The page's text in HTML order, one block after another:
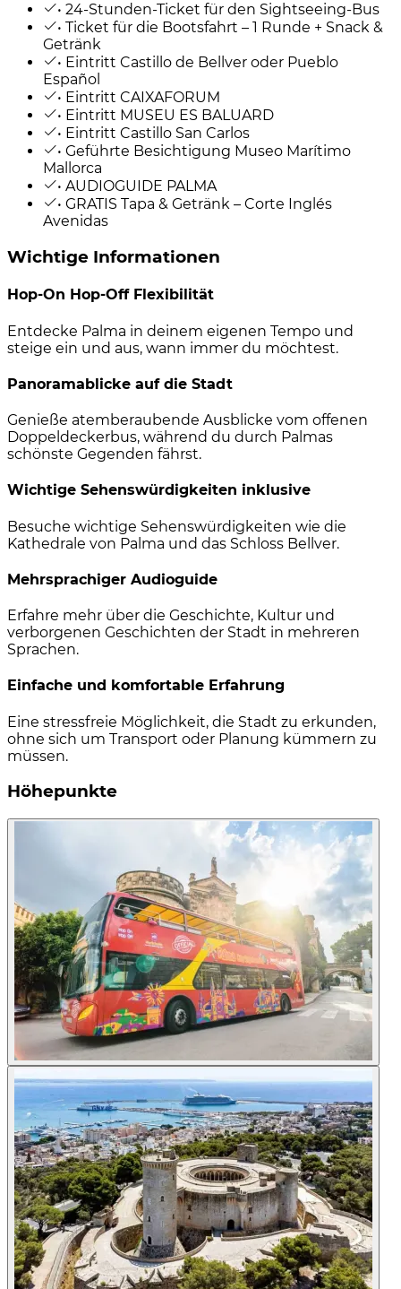
• 24-Stunden-Ticket für den Sightseeing-Bus
• Ticket für die Bootsfahrt – 1 Runde + Snack &
Getränk
• Eintritt Castillo de Bellver oder Pueblo
Español
• Eintritt CAIXAFORUM
• Eintritt MUSEU ES BALUARD
• Eintritt Castillo San Carlos
• Geführte Besichtigung Museo Marítimo
Mallorca
• AUDIOGUIDE PALMA
• GRATIS Tapa & Getränk – Corte Inglés
Avenidas
Wichtige Informationen
Hop-On Hop-Off Flexibilität
Entdecke Palma in deinem eigenen Tempo und
steige ein und aus, wann immer du möchtest.
Panoramablicke auf die Stadt
Genieße atemberaubende Ausblicke vom offenen
Doppeldeckerbus, während du durch Palmas
schönste Gegenden fährst.
Wichtige Sehenswürdigkeiten inklusive
Besuche wichtige Sehenswürdigkeiten wie die
Kathedrale von Palma und das Schloss Bellver.
Mehrsprachiger Audioguide
Erfahre mehr über die Geschichte, Kultur und
verborgenen Geschichten der Stadt in mehreren
Sprachen.
Einfache und komfortable Erfahrung
Eine stressfreie Möglichkeit, die Stadt zu erkunden,
ohne sich um Transport oder Planung kümmern zu
müssen.
Höhepunkte